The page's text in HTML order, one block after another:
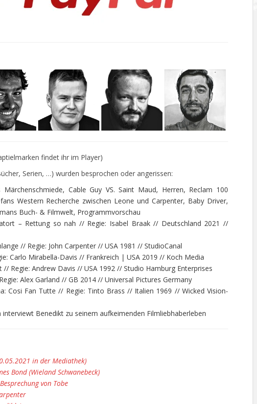
findet ihr im Player)
Serien, …) wurden besprochen oder angerissen:
Märchenschmiede, Cable Guy VS. Saint Maud, Herren, Reclam 100
Western Recherche zwischen Leone und Carpenter, Baby Driver,
Buch- & Filmwelt, Programmvorschau
– Rettung so nah // Regie: Isabel Braak // Deutschland 2021 //
// Regie: John Carpenter // USA 1981 // StudioCanal
Carlo Mirabella-Davis // Frankreich | USA 2019 // Koch Media
// Regie: Andrew Davis // USA 1992 // Studio Hamburg Enterprises
Alex Garland // GB 2014 // Universal Pictures Germany
Cosi Fan Tutte // Regie: Tinto Brass // Italien 1969 // Wicked Vision-
interviewt Benedikt zu seinem aufkeimenden Filmliebhaberleben
in der Mediathek)
Bond (Wieland Schwanebeck)
von Tobe